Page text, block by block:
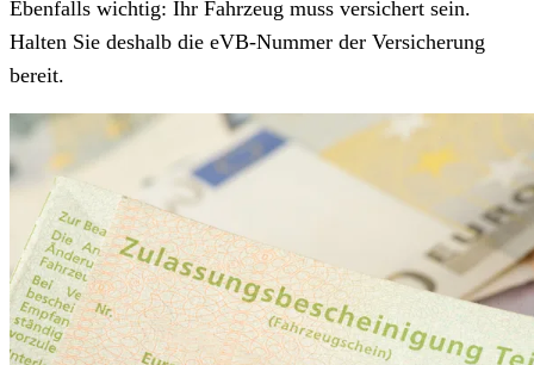
Ebenfalls wichtig: Ihr Fahrzeug muss versichert sein.
Halten Sie deshalb die eVB-Nummer der Versicherung
bereit.